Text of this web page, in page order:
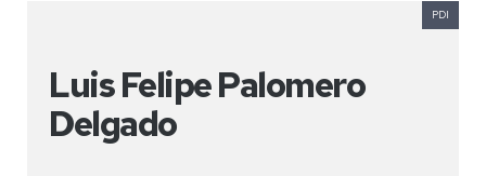
Luis Felipe Palomero
Delgado
PDI